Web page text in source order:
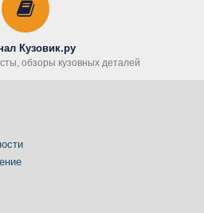
Кузовик.ру
обзоры кузовных деталей